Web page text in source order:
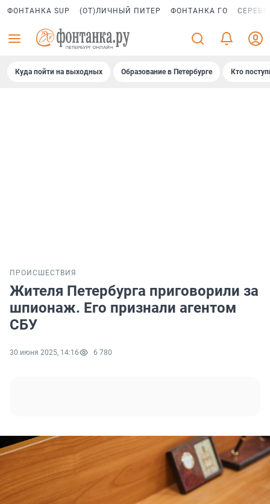
ФОНТАНКА SUP (ОТ)ЛИЧНЫЙ ПИТЕР ФОНТАНКА ГО
Куда пойти на выходных Образование в Петербурге Кто
ПРОИСШЕСТВИЯ
Жителя Петербурга приговорили за
шпионаж. Его признали агентом
СБУ
30 июня 2025, 14:16 6 780